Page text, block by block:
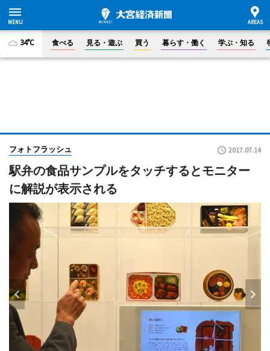
34°C 食べる 見る・遊ぶ 買う 暮らす・働く 学ぶ・知る
フォトフラッシュ 2017.07.14
駅弁の食品サンプルをタッチするとモニター
に解説が表示される